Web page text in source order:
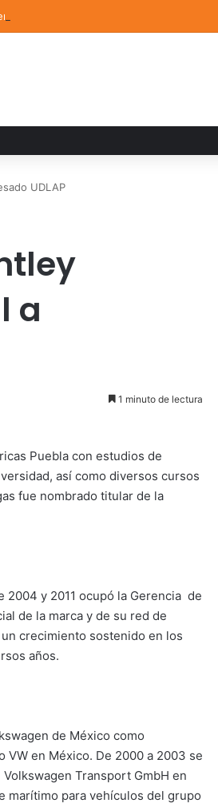
Internacional del Libro en Puebla
UDLAP
a
1 minuto de lectura
Puebla con estudios de
así como diversos cursos
fue nombrado titular de la
2004 y 2011 ocupó la Gerencia de
de la marca y de su red de
crecimiento sostenido en los
años.
de México como
en México. De 2000 a 2003 se
Transport GmbH en
marítimo para vehículos del grupo